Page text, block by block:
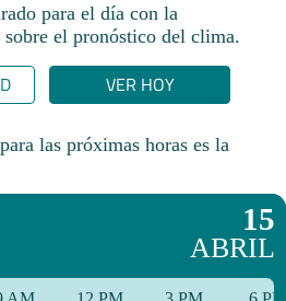
para el día con la
el pronóstico del clima.
VER HOY
las próximas horas es la
15
ABRIL